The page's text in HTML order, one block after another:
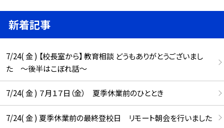
新着記事
7/24( 金 ) 【校長室から】 教育相談 どうもありがとうございまし
た ～後半はこぼれ話～
7/24( 金 ) ７月１７日（金） 夏季休業前のひととき
7/24( 金 ) 夏季休業前の最終登校日 リモート朝会を行いました